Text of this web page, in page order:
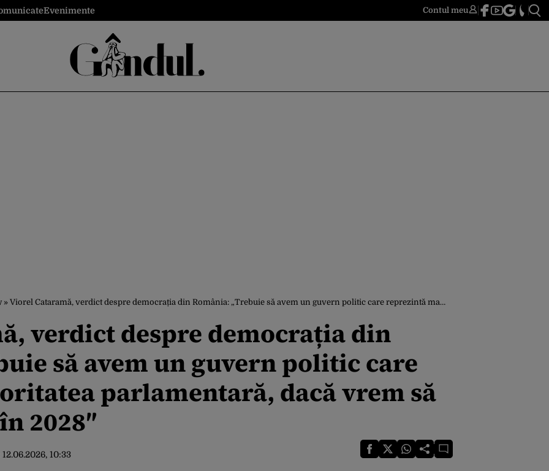
Evenimente Contul meu
» Viorel Cataramă, verdict despre democrația din România: „Trebuie să avem un guvern politic care reprezintă majoritatea parlamentară, dacă vrem să mai fie alegeri în 2028″
verdict despre democrația din
să avem un guvern politic care
parlamentară, dacă vrem să
2028″
12.06.2026, 10:33